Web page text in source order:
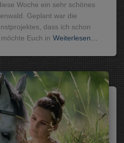
Woche ein sehr schönes
Geplant war die
dass ich schon
Euch in Weiterlesen…